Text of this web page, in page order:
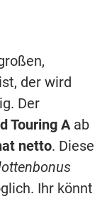
der wird
Der
Touring Aab
netto. Diese
Ihr könnt